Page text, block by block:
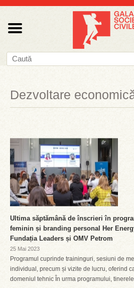
Dezvoltare
Ultima săptămână de înscrieri în
feminin și branding personal Her
Fundația Leaders și OMV Petrom
25 Mai 2023
Programul cuprinde traininguri, sesiuni de
individual, precum și vizite de lucru, oferind
domeniul tehnic În urma programului,